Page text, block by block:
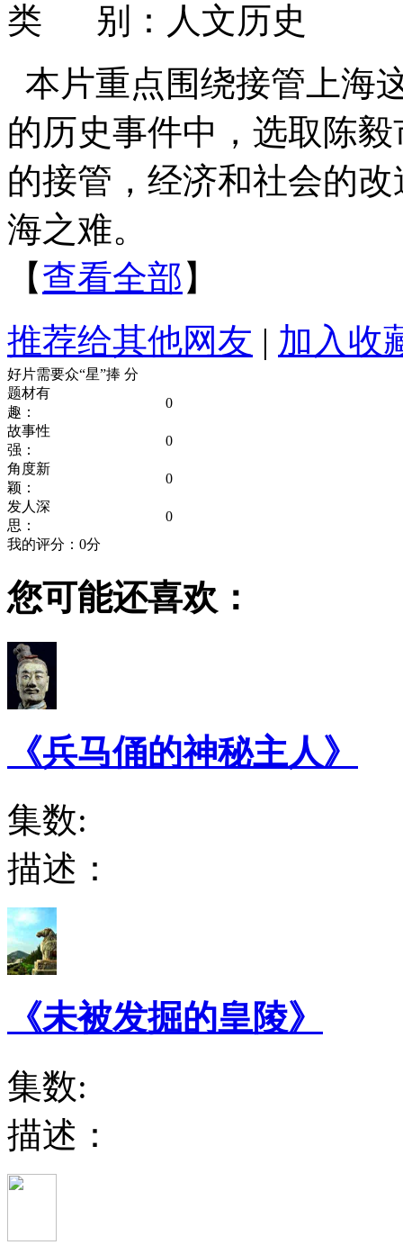
类 别：人文历史
本片重点围绕接管上海
的历史事件中，选取陈
的接管，经济和社会的
海之难。
【查看全部 】
推荐给其他网友 | 加入收
好片需要众“星”捧 分
题材有
趣：
0
故事性
强：
0
角度新
颖：
0
发人深
思：
0
我的评分： 0分
您可能还喜欢：
《兵马俑的神秘主人》
集数:
描述：
《未被发掘的皇陵》
集数:
描述：